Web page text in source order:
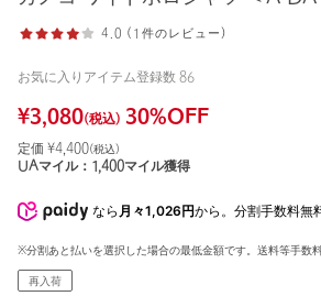
4.0 (1件のレビュー)
お気に入りアイテム登録数 86
¥3,080(税込) 30%OFF
定価 ¥4,400(税込)
UAマイル： 1,400マイル獲得
なら 月々1,026円から。分割手数料無
※分割あと払いを選択した場合の最低金額です。送料等手数
再入荷